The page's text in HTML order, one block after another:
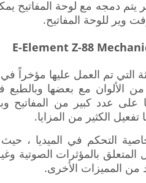
يتم دمجه مع لوحة المفاتيح
وير للوحة المفاتيح.
التي تم العمل عليها
من الألوان مع بعضها
الكثير من المزايا.
التحكم في الميديا ،
المتعلق بالمؤثرات الصوتية
من المميزات الأخرى.